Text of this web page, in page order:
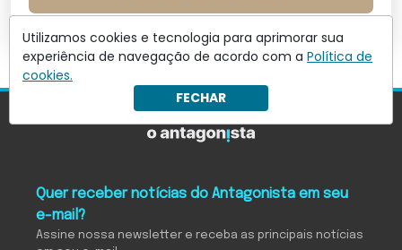
Utilizamos cookies e tecnologia para aprimorar sua
experiência de navegação de acordo com a Política de
cookies.
FECHAR
Quer receber notícias do Antagonista em seu
e-mail?
Assine nossa newsletter e receba as principais notícias